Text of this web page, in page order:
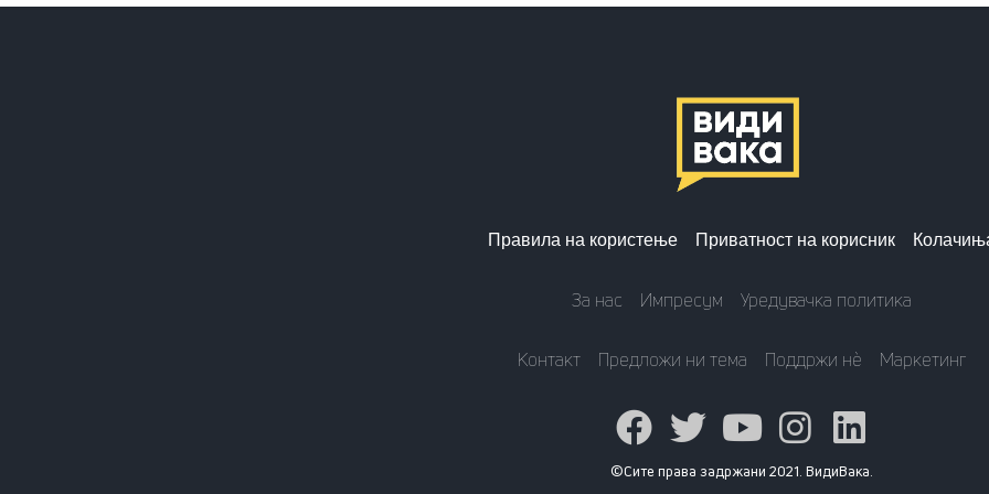
Правила на користење Приватност на корисник
За нас Импресум Уредувачка политика
Контакт Предложи ни тема Поддржи нè Маркетинг
©Сите права задржани 2021. ВидиВака.